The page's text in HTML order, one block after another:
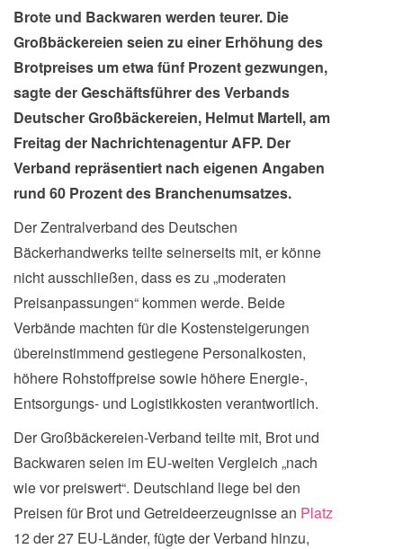
Brote und Backwaren werden teurer. Die
Großbäckereien seien zu einer Erhöhung des
Brotpreises um etwa fünf Prozent gezwungen,
sagte der Geschäftsführer des Verbands
Deutscher Großbäckereien, Helmut Martell, am
Freitag der Nachrichtenagentur AFP. Der
Verband repräsentiert nach eigenen Angaben
rund 60 Prozent des Branchenumsatzes.
Der Zentralverband des Deutschen
Bäckerhandwerks teilte seinerseits mit, er könne
nicht ausschließen, dass es zu „moderaten
Preisanpassungen“ kommen werde. Beide
Verbände machten für die Kostensteigerungen
übereinstimmend gestiegene Personalkosten,
höhere Rohstoffpreise sowie höhere Energie-,
Entsorgungs- und Logistikkosten verantwortlich.
Der Großbäckereien-Verband teilte mit, Brot und
Backwaren seien im EU-weiten Vergleich „nach
wie vor preiswert“. Deutschland liege bei den
Preisen für Brot und Getreideerzeugnisse an Platz
12 der 27 EU-Länder, fügte der Verband hinzu,